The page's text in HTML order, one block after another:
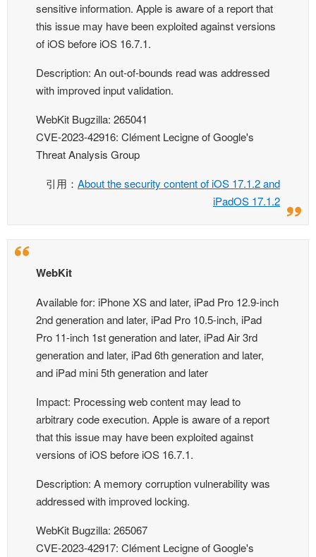
sensitive information. Apple is aware of a report that
this issue may have been exploited against versions
of iOS before iOS 16.7.1.
Description: An out-of-bounds read was addressed
with improved input validation.
WebKit Bugzilla: 265041
CVE-2023-42916: Clément Lecigne of Google's
Threat Analysis Group
引用： About the security content of iOS 17.1.2 and
iPadOS 17.1.2
WebKit
Available for: iPhone XS and later, iPad Pro 12.9-inch
2nd generation and later, iPad Pro 10.5-inch, iPad
Pro 11-inch 1st generation and later, iPad Air 3rd
generation and later, iPad 6th generation and later,
and iPad mini 5th generation and later
Impact: Processing web content may lead to
arbitrary code execution. Apple is aware of a report
that this issue may have been exploited against
versions of iOS before iOS 16.7.1.
Description: A memory corruption vulnerability was
addressed with improved locking.
WebKit Bugzilla: 265067
CVE-2023-42917: Clément Lecigne of Google's